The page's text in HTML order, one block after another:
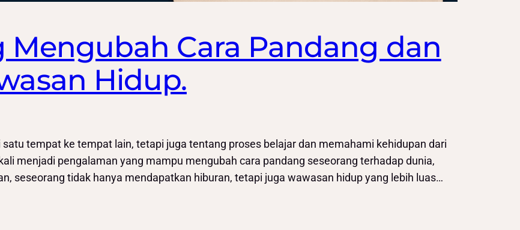
Mengubah Cara Pandang dan
Hidup.
tempat ke tempat lain, tetapi juga tentang proses belajar dan memahami kehidupan dari
menjadi pengalaman yang mampu mengubah cara pandang seseorang terhadap dunia,
seseorang tidak hanya mendapatkan hiburan, tetapi juga wawasan hidup yang lebih luas…